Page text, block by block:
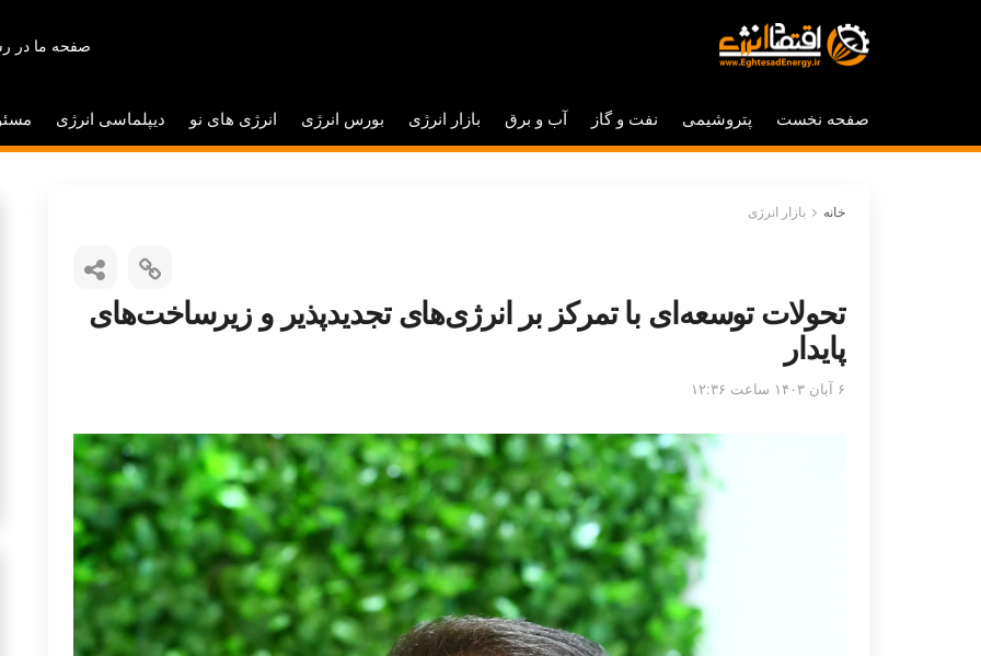
صفحه ما در
صفحه نخست پتروشیمی نفت و گاز آب و برق بازار انرژی بورس انرژی انرژی های نو دیپلماسی انرژی
خانه بازار انرژی
تحولات توسعه‌ای با تمرکز بر انرژی‌های تجدیدپذیر و زیرساخت‌های
پایدار
۶ آبان ۱۴۰۳ ساعت ۱۲:۳۶